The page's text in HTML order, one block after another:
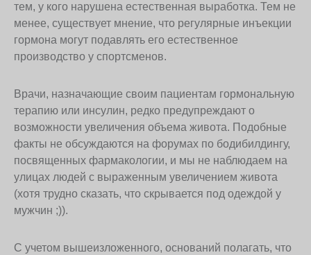
тем, у кого нарушена естественная выработка. Тем не
менее, существует мнение, что регулярные инъекции
гормона могут подавлять его естественное
производство у спортсменов.
Врачи, назначающие своим пациентам гормональную
терапию или инсулин, редко предупреждают о
возможности увеличения объема живота. Подобные
факты не обсуждаются на форумах по бодибилдингу,
посвященных фармакологии, и мы не наблюдаем на
улицах людей с выраженным увеличением живота
(хотя трудно сказать, что скрывается под одеждой у
мужчин ;)).
С учетом вышеизложенного, оснований полагать, что